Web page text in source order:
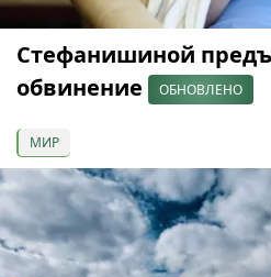
Стефанишиной
обвинение
ОБНОВЛЕНО
МИР